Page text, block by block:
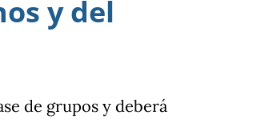
y del
de grupos y deberá